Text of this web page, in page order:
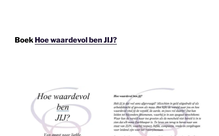
Boek Hoe waardevol ben JIJ?